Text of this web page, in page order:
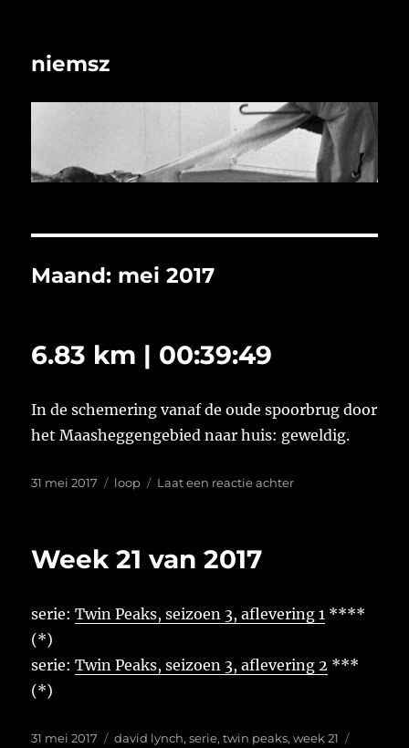
niemsz
Maand: mei 2017
6.83 km | 00:39:49
In de schemering vanaf de oude spoorbrug door
het Maasheggengebied naar huis: geweldig.
Geplaatst
31 mei 2017 Tags
loop Laat een reactie achterop
Week 21 van 2017
serie:Twin Peaks, seizoen 3, aflevering 1 ****
(*)
serie:Twin Peaks, seizoen 3, aflevering 2 ***
(*)
Geplaatst
31 mei 2017 Tags
david lynch,serie,twin peaks,week 21